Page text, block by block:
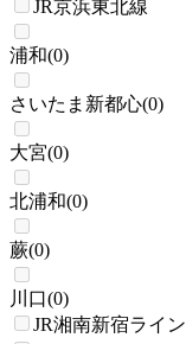
JR京浜東北線
浦和(0)
さいたま新都心(0)
大宮(0)
北浦和(0)
蕨(0)
川口(0)
JR湘南新宿ライン